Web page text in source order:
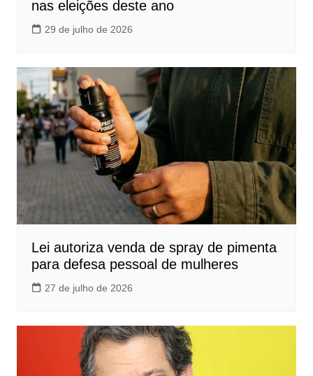
nas eleições deste ano
29 de julho de 2026
Lei autoriza venda de spray de pimenta
para defesa pessoal de mulheres
27 de julho de 2026